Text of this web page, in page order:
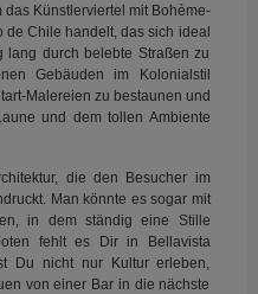
Künstlerviertel mit Bohème-
de Chile handelt, das sich ideal
lang durch belebte Straßen zu
Gebäuden im Kolonialstil
Malereien zu bestaunen und
und dem tollen Ambiente
die den Besucher im
Man könnte es sogar mit
in dem ständig eine Stille
fehlt es Dir in Bellavista
Du nicht nur Kultur erleben,
von einer Bar in die nächste